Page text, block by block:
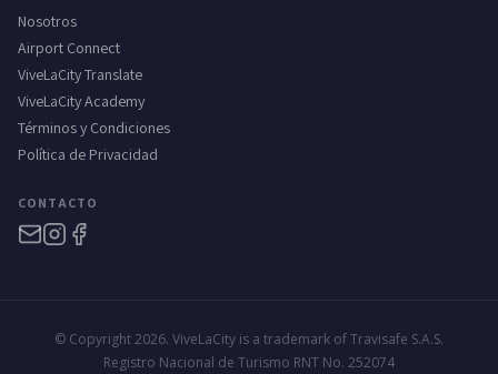
Nosotros
Airport Connect
ViveLaCity Translate
ViveLaCity Academy
Términos y Condiciones
Política de Privacidad
CONTACTO
© Copyright 2026. ViveLaCity is a trademark of Travisafe S.A.S.
Registro Nacional de Turismo RNT No. 252074